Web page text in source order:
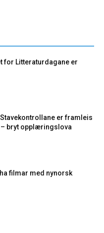
for Litteraturdagane er
er framleis
– bryt opplæringslova
filmar med nynorsk